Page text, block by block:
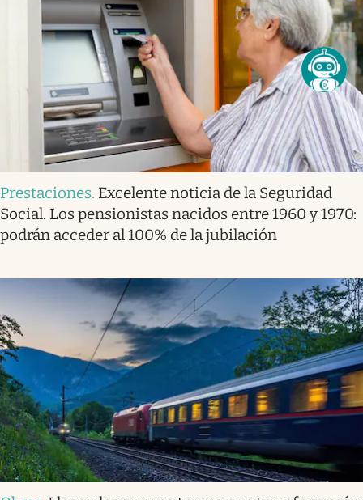
Prestaciones. Excelente noticia de la Seguridad
Social. Los pensionistas nacidos entre 1960 y 1970:
podrán acceder al 100% de la jubilación